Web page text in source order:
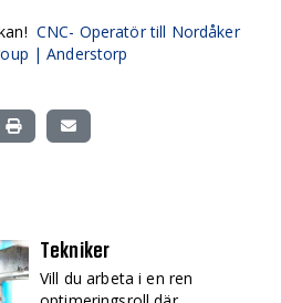
CNC- Operatör till Nordåker
| Anderstorp
Tekniker
Vill du arbeta i en ren